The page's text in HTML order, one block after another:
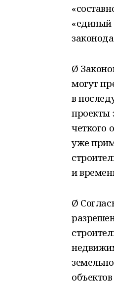
«единый
Ø
могут
в
проекты
четкого
уже
и
Ø